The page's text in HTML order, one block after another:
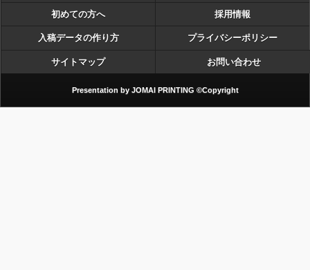
初めての方へ 採用情報
入稿データの作り方 プライバシーポリシー
サイトマップ お問い合わせ
Presentation by JOMAI PRINTING ©Copyright